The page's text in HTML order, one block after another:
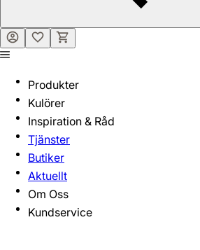
Produkter
Kulörer
Inspiration & Råd
Tjänster
Butiker
Aktuellt
Om Oss
Kundservice